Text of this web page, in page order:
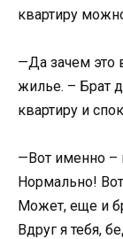
квартиру
—Да зачем это
жилье. – Брат
квартиру и
—Вот именно –
Нормально!
Может, еще и
Вдруг я тебя,